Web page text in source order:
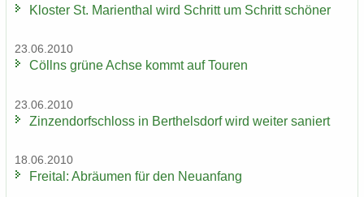
Klos­ter St. Ma­ri­en­thal wird Schritt um Schritt schö­ner
23.06.2010
Cöll­ns grüne Achse kommt auf Tou­ren
23.06.2010
Zin­zen­dorf­schloss in Bert­hels­dorf wird wei­ter sa­niert
18.06.2010
Frei­tal: Ab­räu­men für den Neu­an­fang